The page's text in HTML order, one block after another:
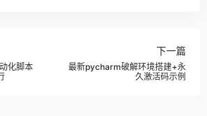
化脚本
下一篇
最新pycharm破解环境搭建+永
久激活码示例